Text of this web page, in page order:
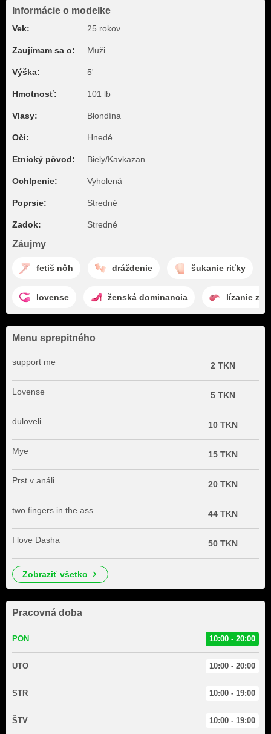
Informácie o modelke
Vek: 25 rokov
Zaujímam sa o: Muži
Výška: 5'
Hmotnosť: 101 lb
Vlasy: Blondína
Oči: Hnedé
Etnický pôvod: Biely/Kavkazan
Ochlpenie: Vyholená
Poprsie: Stredné
Zadok: Stredné
Záujmy
fetiš nôh dráždenie šukanie riťky
lovense ženská dominancia lízanie
Menu sprepitného
support me 2 TKN
Lovense 5 TKN
duloveli 10 TKN
Mye 15 TKN
Prst v análi 20 TKN
two fingers in the ass 44 TKN
I love Dasha 50 TKN
zobraziť všetko
Pracovná doba
PON 10:00 - 20:00
UTO 10:00 - 20:00
STR 10:00 - 19:00
ŠTV 10:00 - 19:00